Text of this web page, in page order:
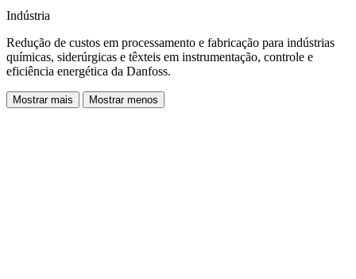
Indústria
Redução de custos em processamento e fabricação para indústrias
químicas, siderúrgicas e têxteis em instrumentação, controle e
eficiência energética da Danfoss.
Mostrar mais Mostrar menos